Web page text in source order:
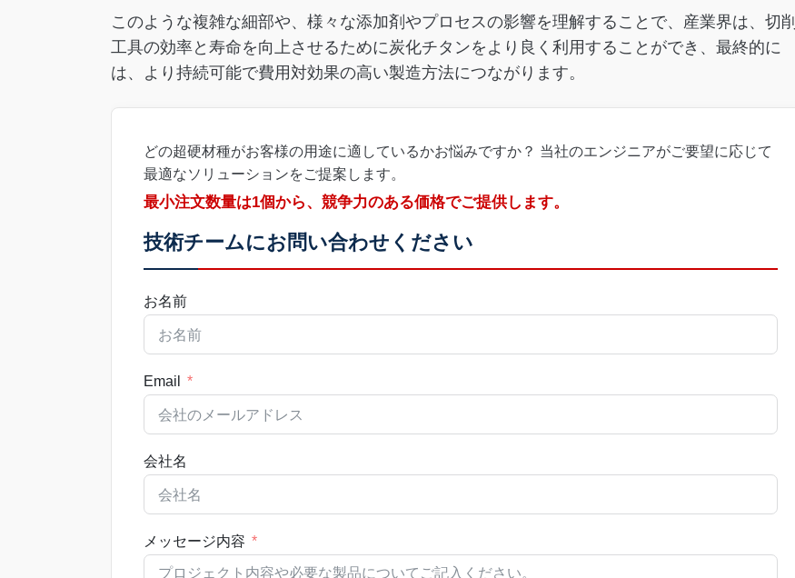
このような複雑な細部や、様々な添加剤やプロセスの影響を理解することで、産業界は、切削
工具の効率と寿命を向上させるために炭化チタンをより良く利用することができ、最終的に
は、より持続可能で費用対効果の高い製造方法につながります。
どの超硬材種がお客様の用途に適しているかお悩みですか？ 当社のエンジニアがご要望に応じて
最適なソリューションをご提案します。
最小注文数量は1個から、競争力のある価格でご提供します。
技術チームにお問い合わせください
お名前
Email
会社名
メッセージ内容